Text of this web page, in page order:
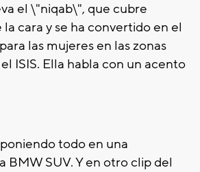
el \"niqab\", que cubre
cara y se ha convertido en el
las mujeres en las zonas
ISIS. Ella habla con un acento
todo en una
BMW SUV. Y en otro clip del